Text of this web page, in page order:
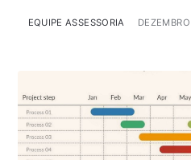
EQUIPE ASSESSORIA